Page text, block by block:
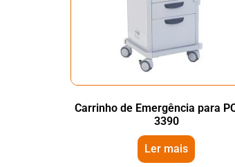
Carrinho de Emergência para
3390
Ler mais